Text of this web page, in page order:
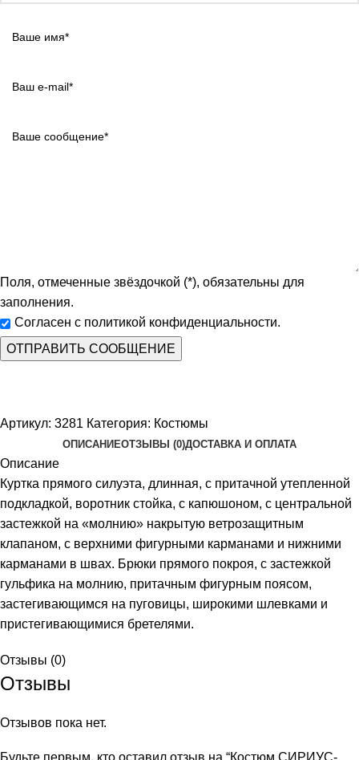
Поля, отмеченные звёздочкой (*), обязательны для
заполнения.
Согласен с политикой конфиденциальности.
Артикул: 3281 Категория: Костюмы
ОПИСАНИЕОТЗЫВЫ (0)ДОСТАВКА И ОПЛАТА
Описание
Куртка прямого силуэта, длинная, с притачной утепленной
подкладкой, воротник стойка, с капюшоном, с центральной
застежкой на «молнию» накрытую ветрозащитным
клапаном, с верхними фигурными карманами и нижними
карманами в швах. Брюки прямого покроя, с застежкой
гульфика на молнию, притачным фигурным поясом,
застегивающимся на пуговицы, широкими шлевками и
пристегивающимися бретелями.
Отзывы (0)
Отзывы
Отзывов пока нет.